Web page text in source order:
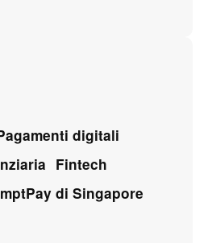
digitali
Fintech
di Singapore